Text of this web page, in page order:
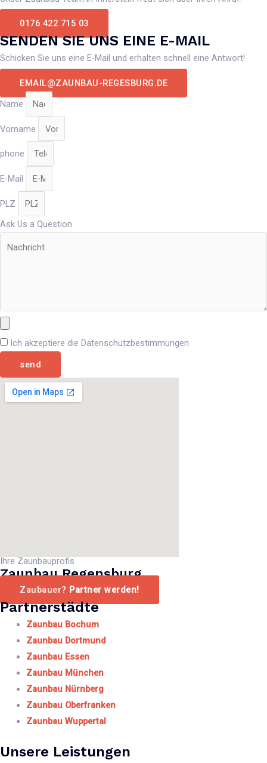
0176 422 715 03
SENDEN SIE UNS EINE E-MAIL
Schicken Sie uns eine E-Mail und erhalten schnell eine Antwort!
EMAIL@ZAUNBAU-REGESBURG.DE
Name
Vorname
phone
E-Mail
PLZ
Ask Us a Question
Ich akzeptiere die Datenschutzbestimmungen
send
Ihre Zaunbauprofis
Zaunbau Regensburg
Zaubauer? Partner werden!
Partnerstädte
Zaunbau Bochum
Zaunbau Dortmund
Zaunbau Essen
Zaunbau München
Zaunbau Nürnberg
Zaunbau Oberfranken
Zaunbau Wuppertal
Unsere Leistungen